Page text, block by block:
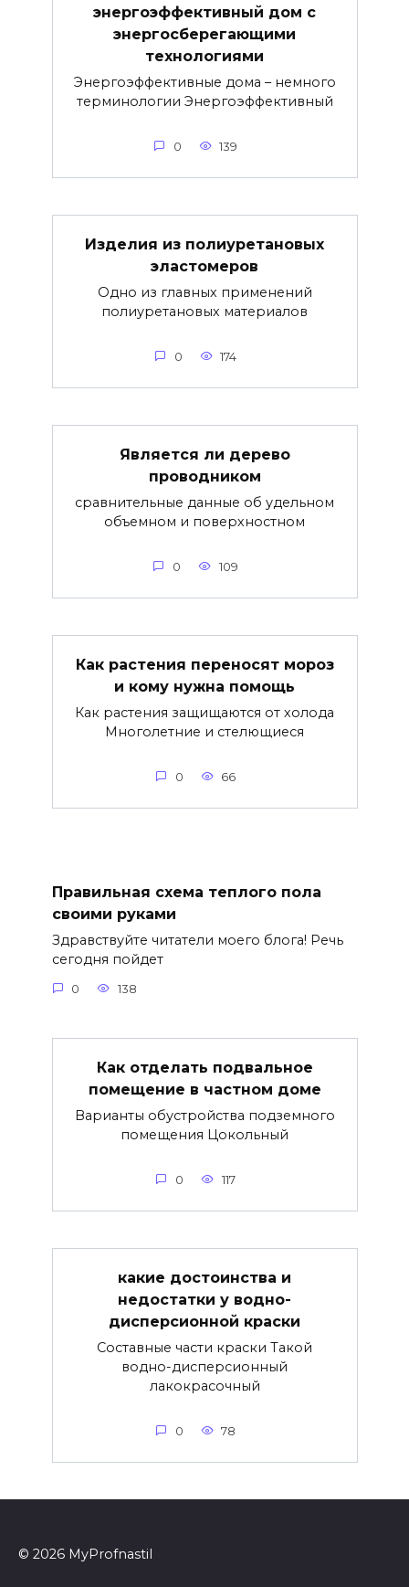
энергоэффективный дом с
энергосберегающими
технологиями
Энергоэффективные дома – немного
терминологии Энергоэффективный
0 139
Изделия из полиуретановых
эластомеров
Одно из главных применений
полиуретановых материалов
0 174
Является ли дерево
проводником
сравнительные данные об удельном
объемном и поверхностном
0 109
Как растения переносят мороз
и кому нужна помощь
Как растения защищаются от холода
Многолетние и стелющиеся
0 66
Правильная схема теплого пола
своими руками
Здравствуйте читатели моего блога! Речь
сегодня пойдет
0 138
Как отделать подвальное
помещение в частном доме
Варианты обустройства подземного
помещения Цокольный
0 117
какие достоинства и
недостатки у водно-
дисперсионной краски
Составные части краски Такой
водно-дисперсионный
лакокрасочный
0 78
© 2026 MyProfnastil